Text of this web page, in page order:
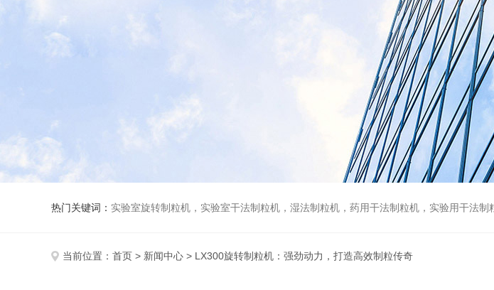
热门关键词： 实验室旋转制粒机，实验室干法制粒机，湿法制粒机，药用干法制粒机，实验用干法制
当前位置： 首页 > 新闻中心 > LX300旋转制粒机：强劲动力，打造高效制粒传奇